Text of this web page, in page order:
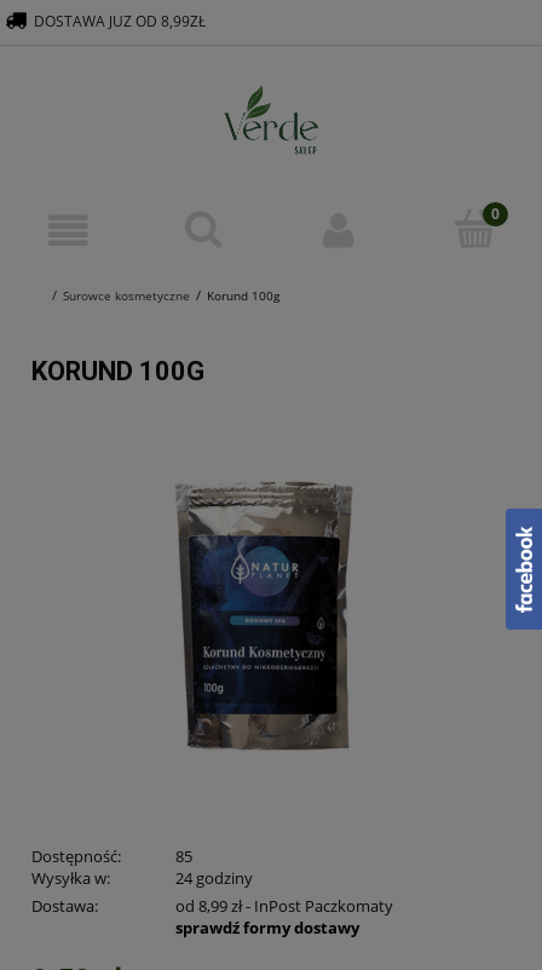
Surowce kosmetyczne Korund 100g
DOSTAWA JUZ OD 8,99ZŁ
KORUND 100G
Dostępność:
85
Wysyłka w:
24 godziny
Dostawa:
od 8,99 zł- InPost Paczkomaty
sprawdź formy dostawy